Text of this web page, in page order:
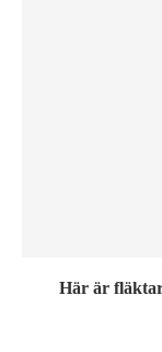
Här är